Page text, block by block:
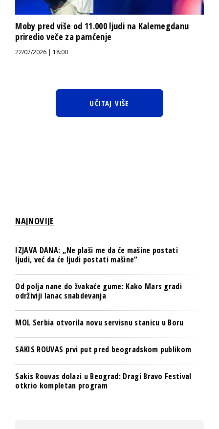
Moby pred više od 11.000 ljudi na Kalemegdanu
priredio veče za pamćenje
22/07/2026 | 18:00
UČITAJ VIŠE
NAJNOVIJE
IZJAVA DANA: „Ne plaši me da će mašine postati
ljudi, već da će ljudi postati mašine“
Od polja nane do žvakaće gume: Kako Mars gradi
održiviji lanac snabdevanja
MOL Serbia otvorila novu servisnu stanicu u Boru
SAKIS ROUVAS prvi put pred beogradskom publikom
Sakis Rouvas dolazi u Beograd: Dragi Bravo Festival
otkrio kompletan program